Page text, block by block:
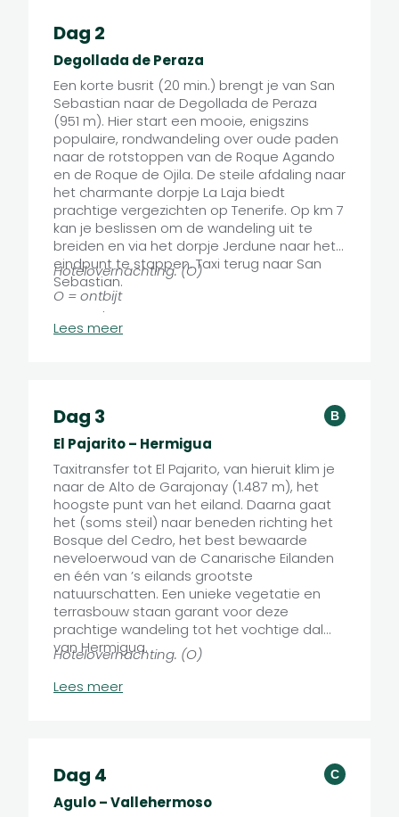
Dag 2
Degollada de Peraza
Een korte busrit (20 min.) brengt je van San
Sebastian naar de Degollada de Peraza
(951 m). Hier start een mooie, enigszins
populaire, rondwandeling over oude paden
naar de rotstoppen van de Roque Agando
en de Roque de Ojila. De steile afdaling naar
het charmante dorpje La Laja biedt
prachtige vergezichten op Tenerife. Op km 7
kan je beslissen om de wandeling uit te
breiden en via het dorpje Jerdune naar het
eindpunt te stappen. Taxi terug naar San
Sebastian.
7,5 km | 680 m stijgen en dalen - of met
uitbreiding: 11 km | 1085 m stijgen en dalen
Hotelovernachting. (O)
O = ontbijt
Lees meer
Dag 3 B
El Pajarito – Hermigua
Taxitransfer tot El Pajarito, van hieruit klim je
naar de Alto de Garajonay (1.487 m), het
hoogste punt van het eiland. Daarna gaat
het (soms steil) naar beneden richting het
Bosque del Cedro, het best bewaarde
neveloerwoud van de Canarische Eilanden
en één van ’s eilands grootste
natuurschatten. Een unieke vegetatie en
terras­bouw staan garant voor deze
prachtige wandeling tot het vochtige dal
van Hermigua.
11,4 km | 220 m stijgen | 1350 m dalen
Hotelovernachting. (O)
Lees meer
Dag 4 C
Agulo – Vallehermoso